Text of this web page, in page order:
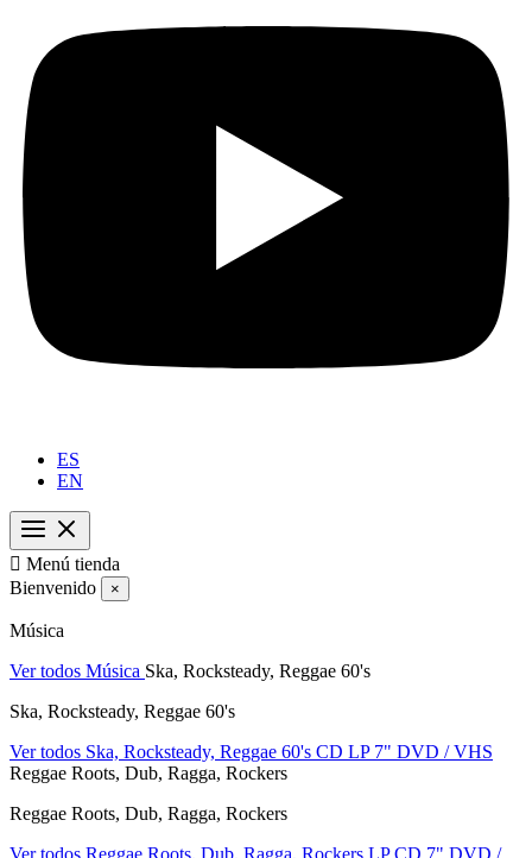
ES
EN
 Menú tienda
Bienvenido
×
Música
Ver todos Música Ska, Rocksteady, Reggae 60's
Ska, Rocksteady, Reggae 60's
Ver todos Ska, Rocksteady, Reggae 60's CD LP 7" DVD / VHS
Reggae Roots, Dub, Ragga, Rockers
Reggae Roots, Dub, Ragga, Rockers
Ver todos Reggae Roots, Dub, Ragga, Rockers LPCD 7" DVD /